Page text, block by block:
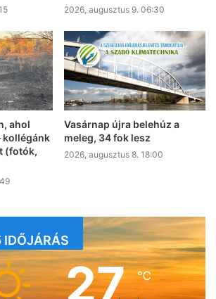
2026, augusztus 9. 06:30
ahol
kollégánk
(fotók,
Vasárnap újra belehúz a
meleg, 34 fok lesz
2026, augusztus 8. 18:00
IDŐJÁRÁS
27℃